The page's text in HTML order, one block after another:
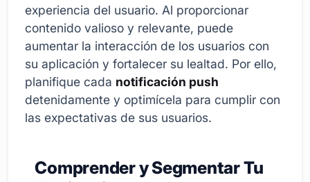
experiencia del usuario. Al proporcionar
contenido valioso y relevante, puede
aumentar la interacción de los usuarios con
su aplicación y fortalecer su lealtad. Por ello,
planifique cada notificación push
detenidamente y optimícela para cumplir con
las expectativas de sus usuarios.
Comprender y Segmentar Tu